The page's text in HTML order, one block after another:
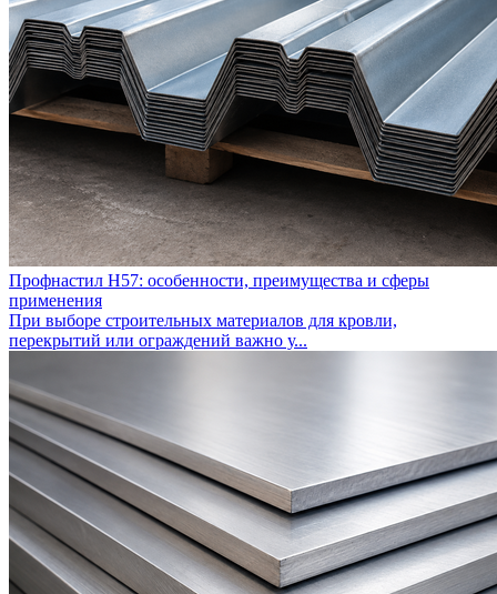
Профнастил Н57: особенности, преимущества и сферы
применения
При выборе строительных материалов для кровли,
перекрытий или ограждений важно у...